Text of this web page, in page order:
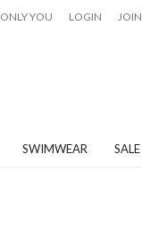
ONLY YOU LOGIN JOIN
SWIMWEAR SALE